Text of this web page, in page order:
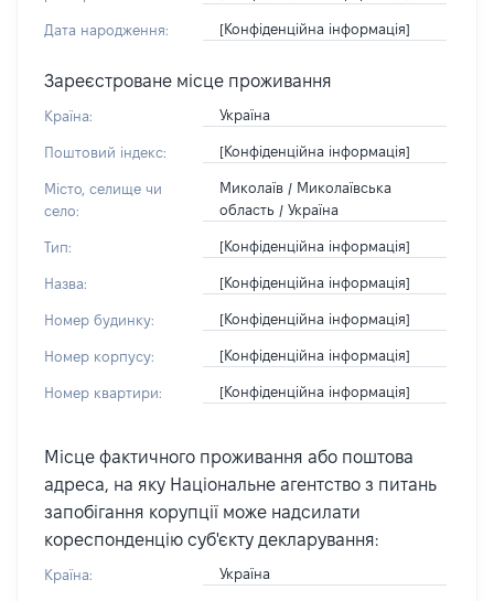
Дата народження: [Конфіденційна інформація]
Зареєстроване місце проживання
Країна: Україна
Поштовий індекс: [Конфіденційна інформація]
Місто, селище чи
село:
Миколаїв / Миколаївська
область / Україна
Тип: [Конфіденційна інформація]
Назва: [Конфіденційна інформація]
Номер будинку: [Конфіденційна інформація]
Номер корпусу: [Конфіденційна інформація]
Номер квартири: [Конфіденційна інформація]
Місце фактичного проживання або поштова
адреса, на яку Національне агентство з питань
запобігання корупції може надсилати
кореспонденцію суб'єкту декларування:
Країна: Україна